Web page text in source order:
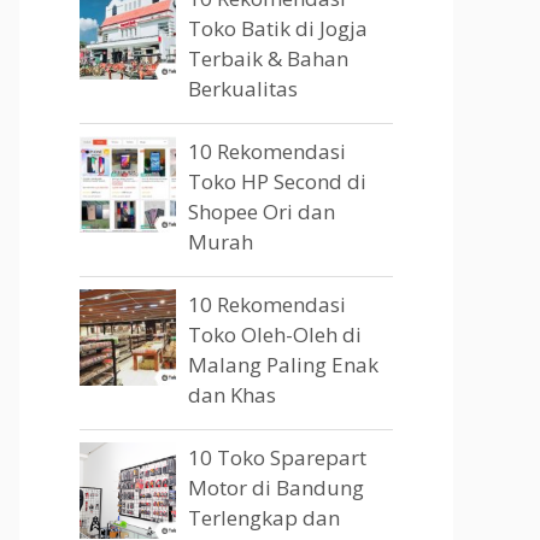
Toko Batik di Jogja
Terbaik & Bahan
Berkualitas
10 Rekomendasi
Toko HP Second di
Shopee Ori dan
Murah
10 Rekomendasi
Toko Oleh-Oleh di
Malang Paling Enak
dan Khas
10 Toko Sparepart
Motor di Bandung
Terlengkap dan